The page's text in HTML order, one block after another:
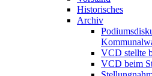
Historisches
Archiv
VCD stellte
VCD beim